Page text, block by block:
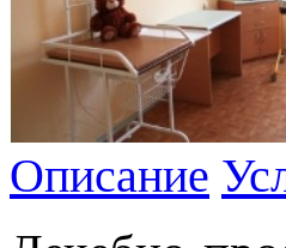
Описание